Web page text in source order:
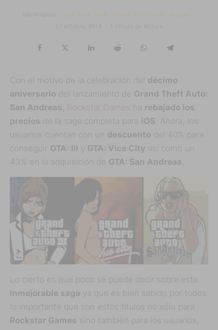
App Store iPad iPhone iPod Touch Juegos
Con el motivo de la celebración del décimo
aniversario del lanzamiento de Grand Theft Auto:
San Andreas,
Rockstar Games ha rebajado los
precios de la saga completa para iOS . Ahora, los
usuarios cuentan con un descuento del 40% para
conseguir GTA: III y GTA: Vice City así como un
43% en la adquisición de GTA: San Andreas
Lo cierto es que poco se puede decir sobre esta
inmejorable saga ya que es bien sabido por todos
lo importante que son estos títulos no sólo para
Rockstar Games sino también para los usuarios,